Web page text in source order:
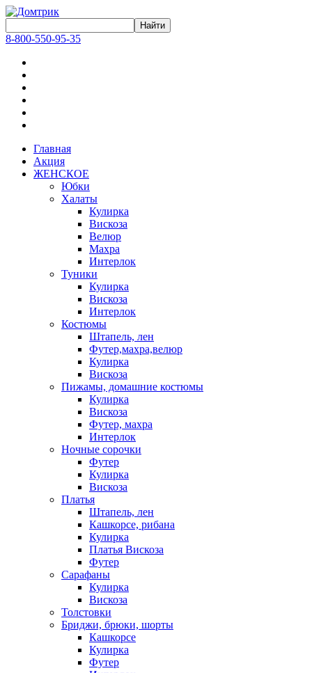
8-800-550-95-35
Главная
Акция
ЖЕНСКОЕ
Юбки
Халаты
Кулирка
Вискоза
Велюр
Махра
Интерлок
Туники
Кулирка
Вискоза
Интерлок
Костюмы
Штапель, лен
Футер,махра,велюр
Кулирка
Вискоза
Пижамы, домашние костюмы
Кулирка
Вискоза
Футер, махра
Интерлок
Ночные сорочки
Футер
Кулирка
Вискоза
Платья
Штапель, лен
Кашкорсе, рибана
Кулирка
Платья Вискоза
Футер
Сарафаны
Кулирка
Вискоза
Толстовки
Бриджи, брюки, шорты
Кашкорсе
Кулирка
Футер